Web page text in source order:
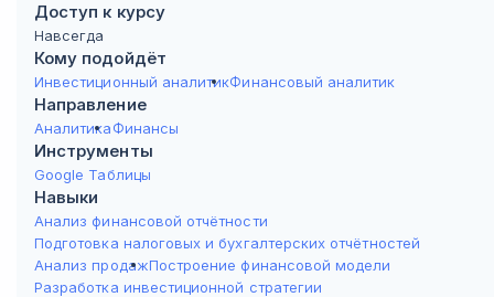
Доступ к курсу
Навсегда
Кому подойдёт
Инвестиционный аналитикФинансовый аналитик
Направление
АналитикаФинансы
Инструменты
Google Таблицы
Навыки
Анализ финансовой отчётности
Подготовка налоговых и бухгалтерских отчётностей
Анализ продажПостроение финансовой модели
Разработка инвестиционной стратегии